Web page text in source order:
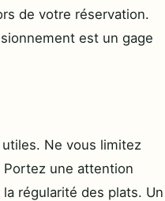
de votre réservation.
est un gage
Ne vous limitez
Portez une attention
régularité des plats. Un